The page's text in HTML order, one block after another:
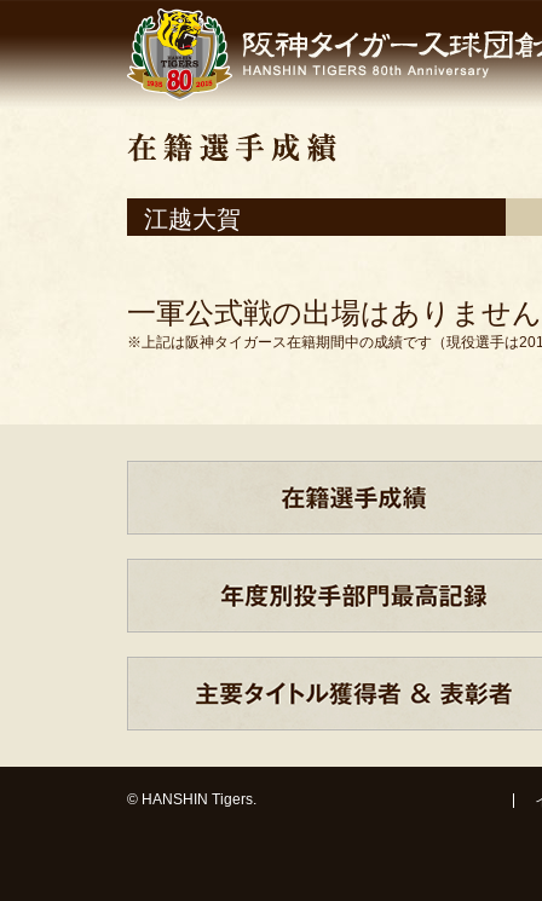
江越大賀
一軍公式戦の出場はありません
※上記は阪神タイガース在籍期間中の成績です（現役選手は
© HANSHIN Tigers.